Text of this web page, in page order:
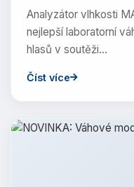
Analyzátor vlhkosti
nejlepší laboratorní
hlasů v soutěži…
Číst více